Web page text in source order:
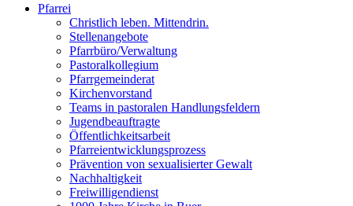
Pfarrei
Christlich leben. Mittendrin.
Stellenangebote
Pfarrbüro/Verwaltung
Pastoralkollegium
Pfarrgemeinderat
Kirchenvorstand
Teams in pastoralen Handlungsfeldern
Jugendbeauftragte
Öffentlichkeitsarbeit
Pfarreientwicklungsprozess
Prävention von sexualisierter Gewalt
Nachhaltigkeit
Freiwilligendienst